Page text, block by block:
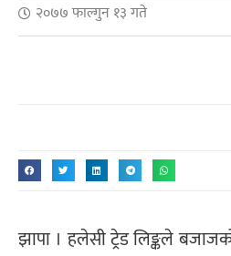
२०७७ फाल्गुन १३ गते
झापा । हलेसी ट्रेड लिङ्कले